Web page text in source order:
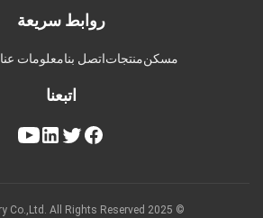
روابط سريعة
مسكنمنتجاتاتصل بنامعلومات عنا
اتبعنا
© 2025 QYT industry Co.,Ltd. All Rights Reserved.